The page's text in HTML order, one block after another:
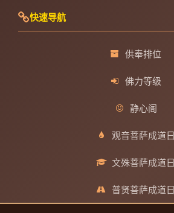
快速导航
供奉排位
佛力等级
静心阁
观音菩萨成道日
文殊菩萨成道日
普贤菩萨成道日